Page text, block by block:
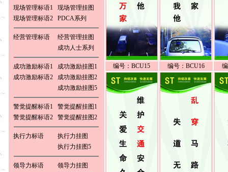
现场管理标语1
现场管理挂图
现场管理标语2
PDCA系列
经营管理标语
经营管理挂图
成功人士系列
成功激励标语1
成功激励挂图1
成功激励标语2
成功激励挂图2
成功激励挂图5
警觉提醒标语1
警觉提醒挂图1
警觉提醒标语2
警觉提醒挂图2
执行力标语
执行力挂图
执行力挂图5
领导力标语
领导力挂图
编号：BCU15 编号：BCU16